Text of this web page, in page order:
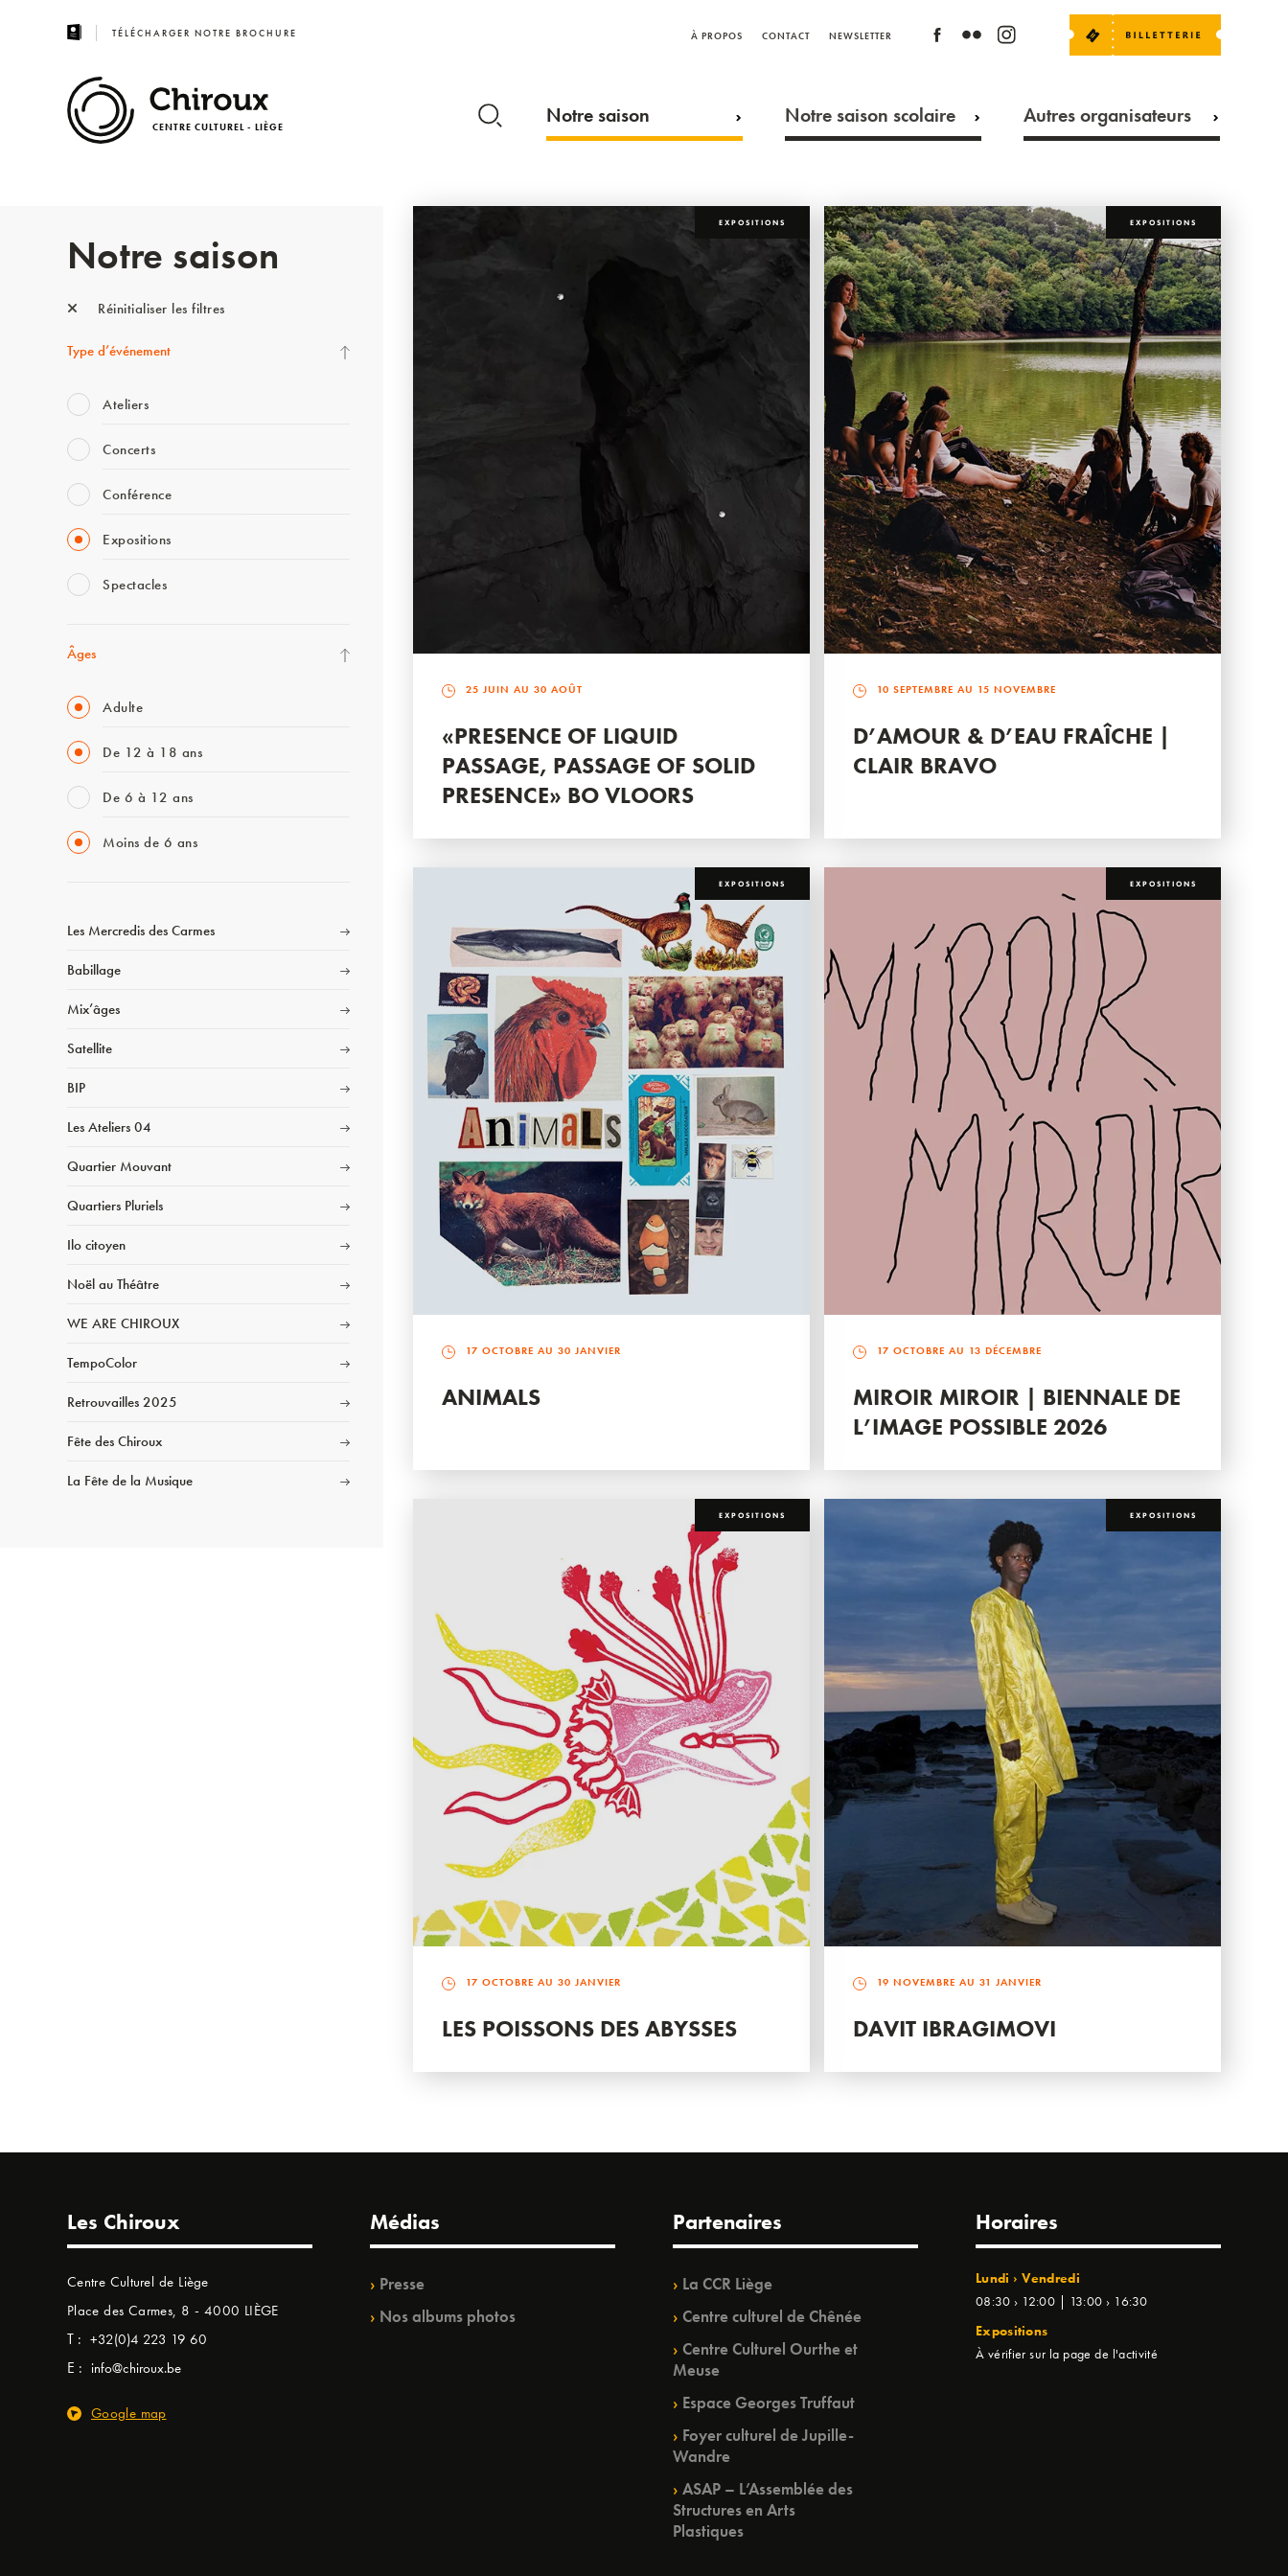
TÉLÉCHARGER NOTRE BROCHURE À PROPOS CONTACT NEWSLETTER
CENTRE CULTUREL - LIÈGE Notre saison Notre saison scolaire Autres organisateurs
Notre saison
Réinitialiser les filtres
Type d’événement
Ateliers
Concerts
Conférence
Expositions
Spectacles
Âges
Adulte
De 12 à 18 ans
De 6 à 12 ans
Moins de 6 ans
Les Mercredis des Carmes
Babillage
Mix’âges
Satellite
BIP
Les Ateliers 04
Quartier Mouvant
Quartiers Pluriels
Ilo citoyen
Noël au Théâtre
WE ARE CHIROUX
TempoColor
Retrouvailles 2025
Fête des Chiroux
La Fête de la Musique
EXPOSITIONS
25 JUIN AU 30 AOÛT
«PRESENCE OF LIQUID
PASSAGE, PASSAGE OF SOLID
PRESENCE» BO VLOORS
EXPOSITIONS
10 SEPTEMBRE AU 15 NOVEMBRE
D’AMOUR & D’EAU FRAÎCHE |
CLAIR BRAVO
EXPOSITIONS
17 OCTOBRE AU 30 JANVIER
ANIMALS
EXPOSITIONS
17 OCTOBRE AU 13 DÉCEMBRE
MIROIR MIROIR | BIENNALE DE
L’IMAGE POSSIBLE 2026
EXPOSITIONS
17 OCTOBRE AU 30 JANVIER
LES POISSONS DES ABYSSES
EXPOSITIONS
19 NOVEMBRE AU 31 JANVIER
DAVIT IBRAGIMOVI
Les Chiroux
Centre Culturel de Liège
Place des Carmes, 8 - 4000 LIÈGE
T : +32(0)4 223 19 60
E : info@chiroux.be
Google map
Médias
Presse
Nos albums photos
Partenaires
La CCR Liège
Centre culturel de Chênée
Centre Culturel Ourthe et
Meuse
Espace Georges Truffaut
Foyer culturel de Jupille-
Wandre
ASAP – L’Assemblée des
Structures en Arts
Plastiques
Horaires
Lundi › Vendredi
08:30 › 12:00 | 13:00 › 16:30
Expositions
À vérifier sur la page de l'activité